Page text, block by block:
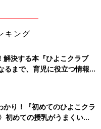
キング
解決する本『ひよこクラブ
まで、育児に役立つ情報が
り！『初めてのひよこクラ
初めての授乳がうまくい